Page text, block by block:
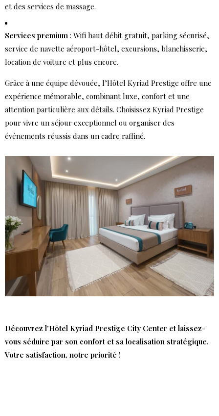
et des services de massage.
Services premium : Wifi haut débit gratuit, parking sécurisé,
service de navette aéroport-hôtel, excursions, blanchisserie,
location de voiture et plus encore.
Grâce à une équipe dévouée, l’Hôtel Kyriad Prestige offre une
expérience mémorable, combinant luxe, confort et une
attention particulière aux détails. Choisissez Kyriad Prestige
pour vivre un séjour exceptionnel ou organiser des
événements réussis dans un cadre raffiné.
Découvrez l'Hôtel Kyriad Prestige City Center et laissez-
vous séduire par son confort et sa localisation stratégique.
Votre satisfaction, notre priorité !